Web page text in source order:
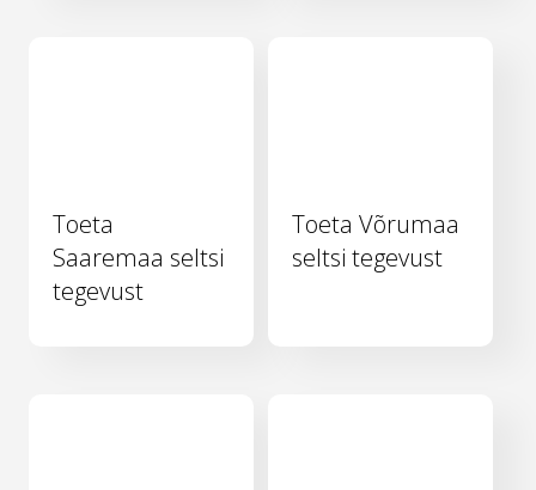
Toeta
Saaremaa seltsi
tegevust
Toeta Võrumaa
seltsi tegevust